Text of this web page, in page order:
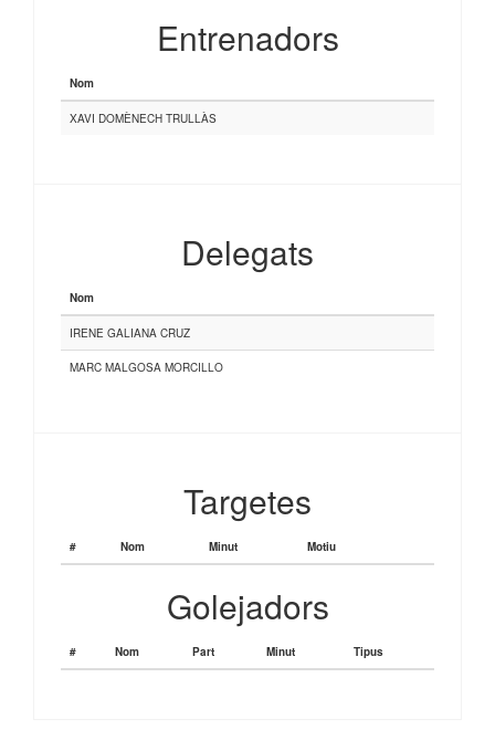
Entrenadors
Nom
XAVI DOMÈNECH TRULLÀS
Delegats
Nom
IRENE GALIANA CRUZ
MARC MALGOSA MORCILLO
Targetes
# Nom Minut Motiu
Golejadors
# Nom Part Minut Tipus